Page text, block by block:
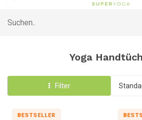
Yoga
Filter
BESTSELLER